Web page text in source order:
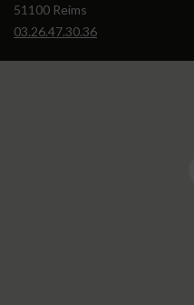
51100 Reims
03.26.47.30.36